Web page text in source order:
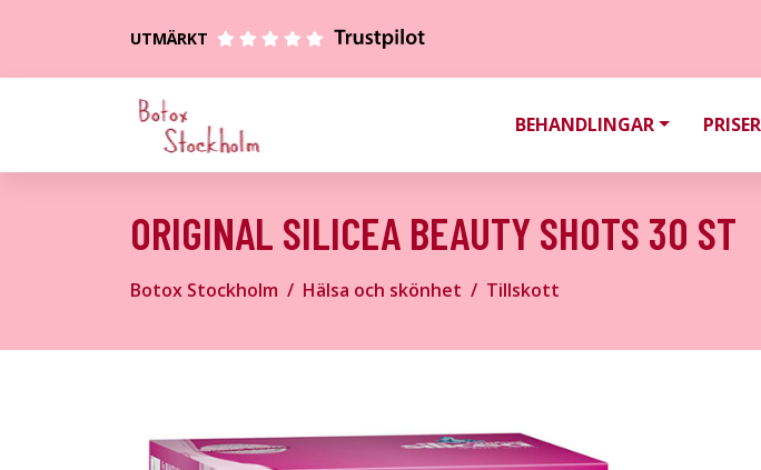
UTMÄRKT
BEHANDLINGAR PRISER
ORIGINAL SILICEA BEAUTY SHOTS 30 ST
Botox Stockholm Hälsa och skönhet Tillskott